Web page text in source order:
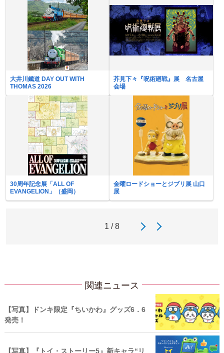
大井川鐵道 DAY OUT WITH
THOMAS 2026
芥見下々『呪術廻戦』展 名古屋
会場
30周年記念展「ALL OF
EVANGELION」（盛岡）
金曜ロードショーとジブリ展 山口
展
1 / 8
関連ニュース
【写真】ドンキ限定『ちいかわ』グッズ6．6
発売！
【写真】『トイ・ストーリー5』新キャラ“リ